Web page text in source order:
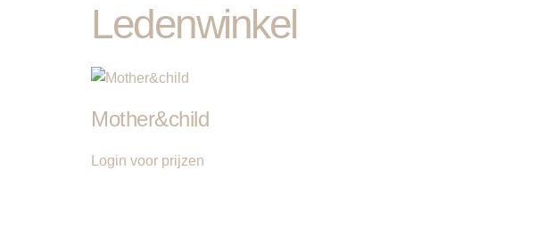
Ledenwinkel
Mother&child
Login voor prijzen